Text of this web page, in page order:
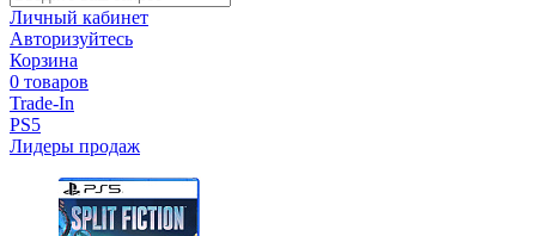
Личный кабинет
Авторизуйтесь
Корзина
0 товаров
Trade-In
PS5
Лидеры продаж